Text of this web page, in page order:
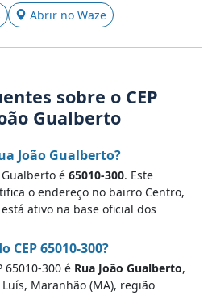
Abrir no Waze
sobre o CEP
Gualberto
João Gualberto?
Gualberto é 65010-300. Este
o endereço no bairro Centro,
ativo na base oficial dos
CEP 65010-300?
65010-300 é Rua João Gualberto,
Luís, Maranhão (MA), região